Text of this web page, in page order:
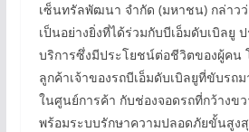
เซ็นทรัลพัฒนา จำกัด (มหาชน) กล่าวว่
เป็นอย่างยิ่งที่ได้ร่วมกับบีเอ็มดับเบิลยู
บริการซึ่งมีประโยชน์ต่อชีวิตของผู้คน
ลูกค้าเจ้าของรถบีเอ็มดับเบิลยูที่ขับรถ
ในศูนย์การค้า กับช่องจอดรถที่กว้างข
พร้อมระบบรักษาความปลอดภัยขั้นสูง